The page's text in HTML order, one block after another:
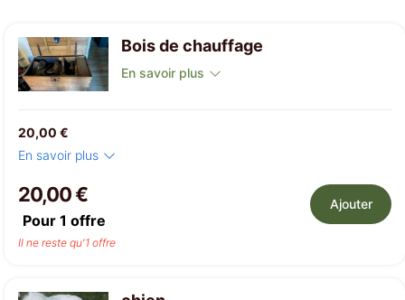
Bois de chauffage
En savoir plus
20,00 €
En savoir plus
20,00 €
Pour 1 offre
Ajouter
Il ne reste qu'1 offre